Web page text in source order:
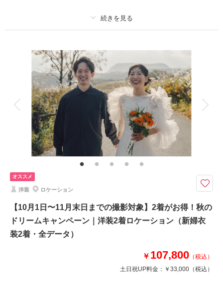
・プラン内ロケ地 / 1ヶ所
相談予約する
来店・オンライン
撮影日の空き
を確認する
撮影料 新婦衣装2着
着付け 小物一式
アルバム データ 100 カット 台紙付写真
衣装追加 会食 挙式
家族と撮影 家族用衣装レンタル ペットと撮影
その他含むもの
★通常149,600円が65%OFF! ※2着目のヘアメイクチェンジご希望の場合、
11,000円追加 ※ブーケ（1スタイルにつき）をご希望の場合は別途5,500
円〜 ※衣装持ち込み料（衣装1点）…新婦33,000円、新郎11,000円
2着だから広がる、魅力あふれるフォトストーリー。お得なキャンペーンで
〈含まれるもの〉
・全データ（基本補正）
・衣装（新郎新婦）
オススメ
洋装 ロケーション
【10月1日〜11月末日までの撮影対象】2着がお得！秋の
ドリームキャンペーン｜洋装2着ロケーション（新婦衣
装2着・全データ）
￥ 107,800 （税込）
土日祝UP料金： ￥33,000 （税込）